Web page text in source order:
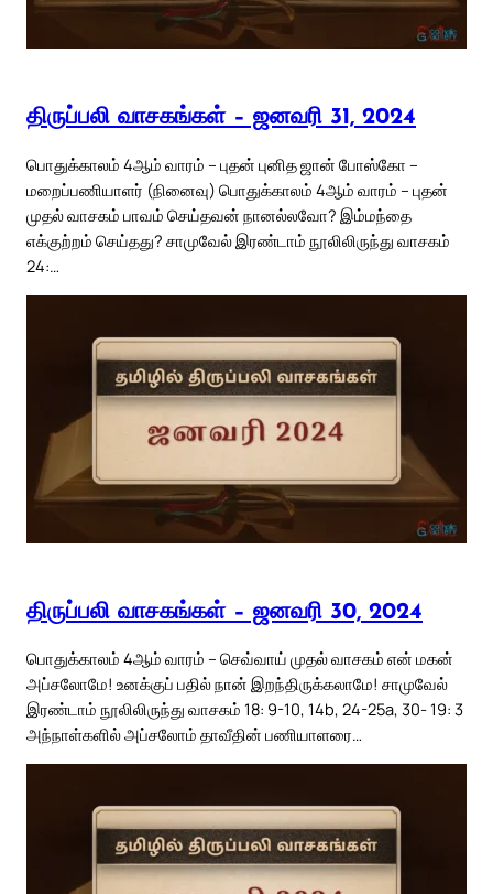
திருப்பலி வாசகங்கள் – ஜனவரி 31, 2024
பொதுக்காலம் 4ஆம் வாரம் – புதன் புனித ஜான் போஸ்கோ –
மறைப்பணியாளர் (நினைவு) பொதுக்காலம் 4ஆம் வாரம் – புதன்
முதல் வாசகம் பாவம் செய்தவன் நானல்லவோ? இம்மந்தை
எக்குற்றம் செய்தது? சாமுவேல் இரண்டாம் நூலிலிருந்து வாசகம்
24:…
திருப்பலி வாசகங்கள் – ஜனவரி 30, 2024
பொதுக்காலம் 4ஆம் வாரம் – செவ்வாய் முதல் வாசகம் என் மகன்
அப்சலோமே! உனக்குப் பதில் நான் இறந்திருக்கலாமே! சாமுவேல்
இரண்டாம் நூலிலிருந்து வாசகம் 18: 9-10, 14b, 24-25a, 30- 19: 3
அந்நாள்களில் அப்சலோம் தாவீதின் பணியாளரை…